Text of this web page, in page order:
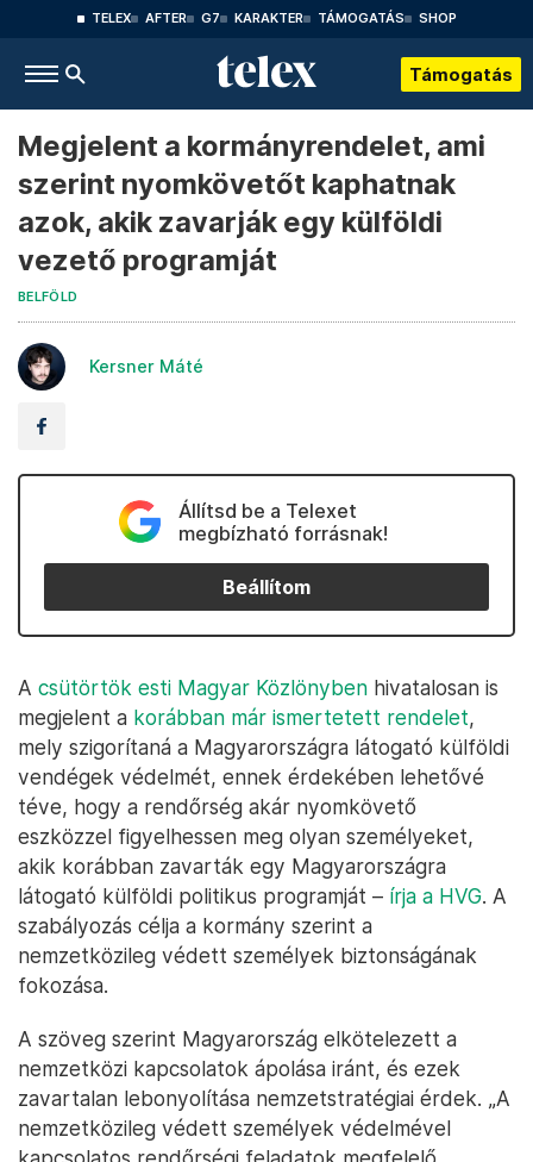
TELEX AFTER G7 KARAKTER TÁMOGATÁS SHOP
Támogatás
Megjelent a kormányrendelet, ami
szerint nyomkövetőt kaphatnak
azok, akik zavarják egy külföldi
vezető programját
BELFÖLD
Kersner Máté
Állítsd be a Telexet
megbízható forrásnak!
Beállítom
A csütörtök esti Magyar Közlönyben hivatalosan is
megjelent a korábban már ismertetett rendelet,
mely szigorítaná a Magyarországra látogató külföldi
vendégek védelmét, ennek érdekében lehetővé
téve, hogy a rendőrség akár nyomkövető
eszközzel figyelhessen meg olyan személyeket,
akik korábban zavarták egy Magyarországra
látogató külföldi politikus programját – írja a HVG. A
szabályozás célja a kormány szerint a
nemzetközileg védett személyek biztonságának
fokozása.
A szöveg szerint Magyarország elkötelezett a
nemzetközi kapcsolatok ápolása iránt, és ezek
zavartalan lebonyolítása nemzetstratégiai érdek. „A
nemzetközileg védett személyek védelmével